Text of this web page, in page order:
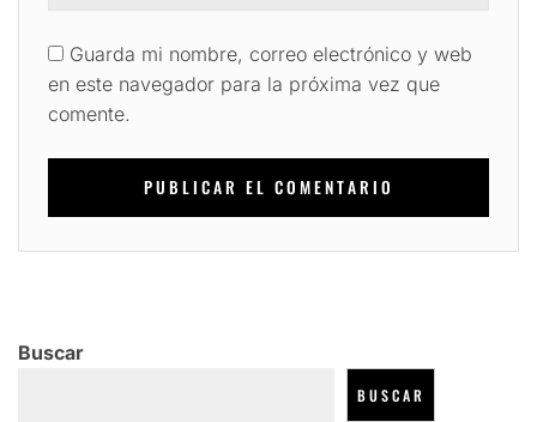
Guarda mi nombre, correo electrónico y web
en este navegador para la próxima vez que
comente.
Buscar
BUSCAR